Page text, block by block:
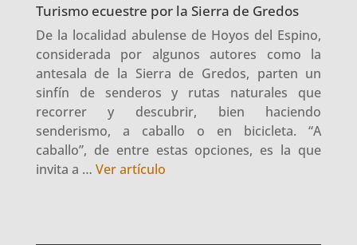
Turismo ecuestre por la Sierra de Gredos
De la localidad abulense de Hoyos del Espino,
considerada por algunos autores como la
antesala de la Sierra de Gredos, parten un
sinfín de senderos y rutas naturales que
recorrer y descubrir, bien haciendo
senderismo, a caballo o en bicicleta. “A
caballo”, de entre estas opciones, es la que
invita a … Ver artículo